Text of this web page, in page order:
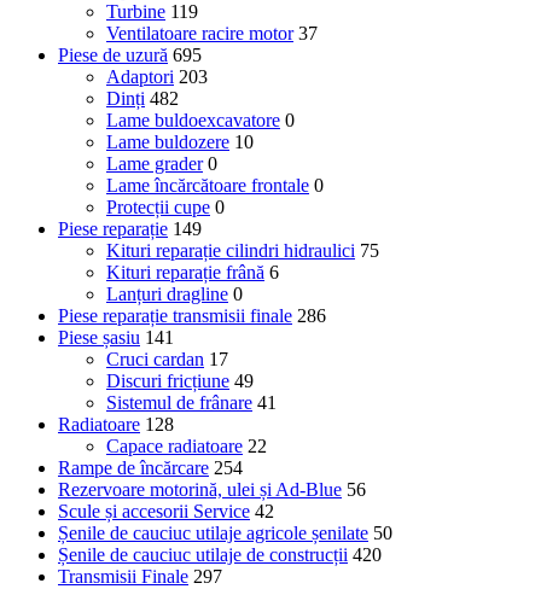
Turbine 119
Ventilatoare racire motor 37
Piese de uzură 695
Adaptori 203
Dinți 482
Lame buldoexcavatore 0
Lame buldozere 10
Lame grader 0
Lame încărcătoare frontale 0
Protecții cupe 0
Piese reparație 149
Kituri reparație cilindri hidraulici 75
Kituri reparație frână 6
Lanțuri dragline 0
Piese reparație transmisii finale 286
Piese șasiu 141
Cruci cardan 17
Discuri fricțiune 49
Sistemul de frânare 41
Radiatoare 128
Capace radiatoare 22
Rampe de încărcare 254
Rezervoare motorină, ulei și Ad-Blue 56
Scule și accesorii Service 42
Șenile de cauciuc utilaje agricole șenilate 50
Șenile de cauciuc utilaje de construcții 420
Transmisii Finale 297